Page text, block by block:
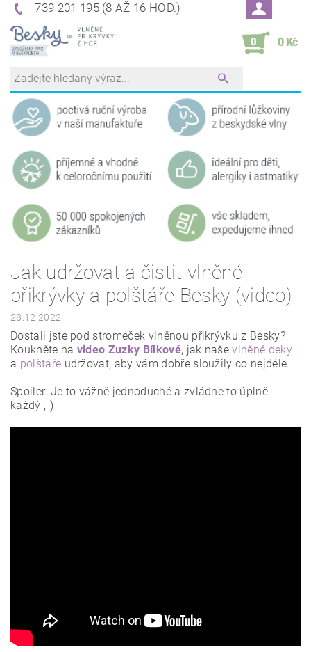
739 201 195 (8 AŽ 16 HOD.)
0 0 Kč
Jak udržovat a čistit vlněné
přikrývky a polštáře Besky (video)
28.12.2022
Dostali jste pod stromeček vlněnou přikrývku z Besky?
Koukněte na video Zuzky Bílkové, jak naševlněné deky
a polštáře udržovat, aby vám dobře sloužily co nejdéle.
Spoiler: Je to vážně jednoduché a zvládne to úplně
každý ;-)